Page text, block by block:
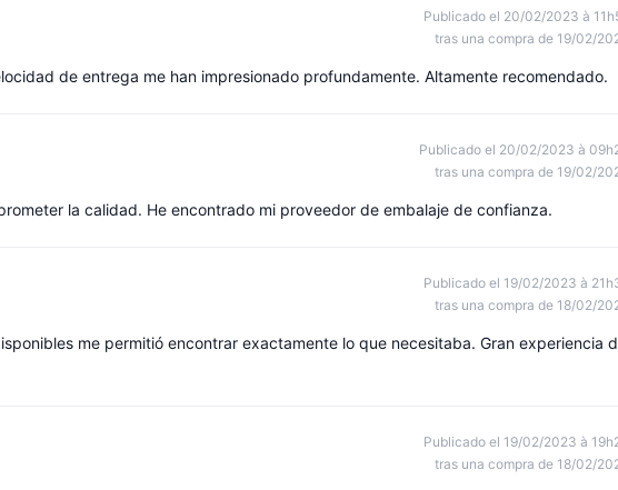
Publicado el 20/02/2023 à
tras una compra de 19/02/
de entrega me han impresionado profundamente. Altamente recomendado.
Publicado el 20/02/2023 à
tras una compra de 19/02/
la calidad. He encontrado mi proveedor de embalaje de confianza.
Publicado el 19/02/2023 à
tras una compra de 18/02/
me permitió encontrar exactamente lo que necesitaba. Gran experiencia
Publicado el 19/02/2023 à
tras una compra de 18/02/